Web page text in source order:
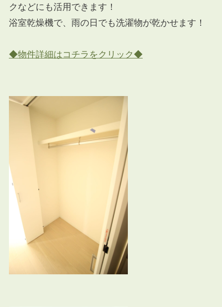
クなどにも活用できます！
浴室乾燥機で、雨の日でも洗濯物が乾かせます！
◆物件詳細はコチラをクリック◆